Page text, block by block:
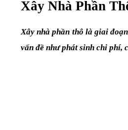
Xây Nhà Phần
Xây nhà phần thô là giai
vấn đề như phát sinh chi phí,